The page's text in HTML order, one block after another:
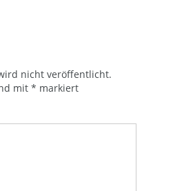
nicht veröffentlicht.
mit* markiert